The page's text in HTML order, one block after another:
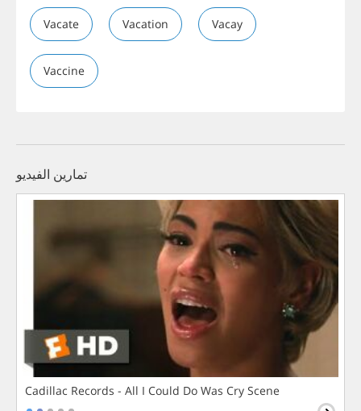
Vacate Vacation Vacay
Vaccine
تمارين الفيديو
Cadillac Records - All I Could Do Was Cry Scene